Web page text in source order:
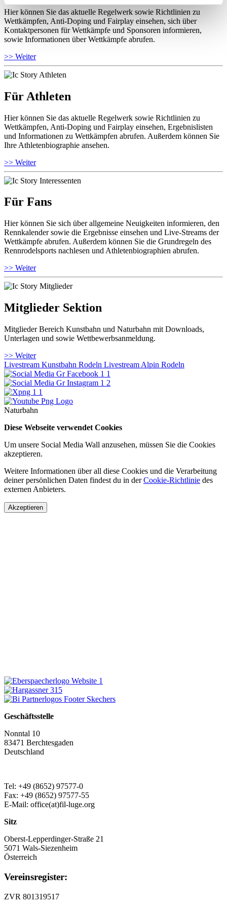
Hier können Sie das aktuelle Regelwerk sowie Richtlinien zu
Wettkämpfen, Anti-Doping und Fairplay einsehen, sich über
Kontaktpersonen für Wettkämpfe und Sponsoren informieren,
sowie Informationen über Wettkämpfe abrufen.
>> Weiter
Für Athleten
Hier können Sie das aktuelle Regelwerk sowie Richtlinien zu
Wettkämpfen, Anti-Doping und Fairplay einsehen, Ergebnislisten
und Informationen zu Wettkämpfen abrufen. Außerdem können Sie
Ihre Athletenbiographie ansehen.
>> Weiter
Für Fans
Hier können Sie sich über allgemeine Neuigkeiten informieren, den
Rennkalender sowie die Ergebnisse einsehen und Live-Streams der
Wettkämpfe abrufen. Außerdem können Sie die Grundregeln des
Rennrodelsports nachlesen und Athletenbiographien abrufen.
>> Weiter
Mitglieder Sektion
Mitglieder Bereich Kunstbahn und Naturbahn mit Downloads,
Unterlagen und sowie Wettbewerbsanmeldung.
>> Weiter
Livestream Kunstbahn Rodeln Livestream Alpin Rodeln
Naturbahn
Diese Webseite verwendet Cookies
Um unsere Social Media Wall anzusehen, müssen Sie die Cookies
akzeptieren.
Weitere Informationen über all diese Cookies und die Verarbeitung
deiner persönlichen Daten findest du in derCookie-Richtlinie des
externen Anbieters.
Akzeptieren
Geschäftsstelle
Nonntal 10
83471 Berchtesgaden
Deutschland
Tel: +49 (8652) 97577-0
Fax: +49 (8652) 97577-55
E-Mail: office(at)fil-luge.org
Sitz
Oberst-Lepperdinger-Straße 21
5071 Wals-Siezenheim
Österreich
Vereinsregister:
ZVR 801319517